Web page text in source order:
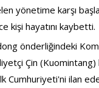
yönetime karşı
kişi hayatını kaybetti.
önderliğindeki
Çin
Cumhuriyeti'ni ilan